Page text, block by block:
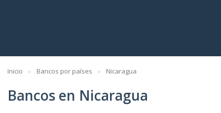
Inicio Bancos por países Nicaragua
Bancos en Nicaragua